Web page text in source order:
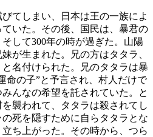
てしまい、日本は王の一族によ
いた。その後、国民は、暴君の
して300年の時が過ぎた。山陽
が生まれた。兄の方はタタラ、
名付けられた。兄のタタラは暴
命の子”と予言され、村人だけで
んなの希望を託されていた。と
襲われて、タタラは殺されてし
死を隠すために自らタタラとな
ち上がった。その時から、つら